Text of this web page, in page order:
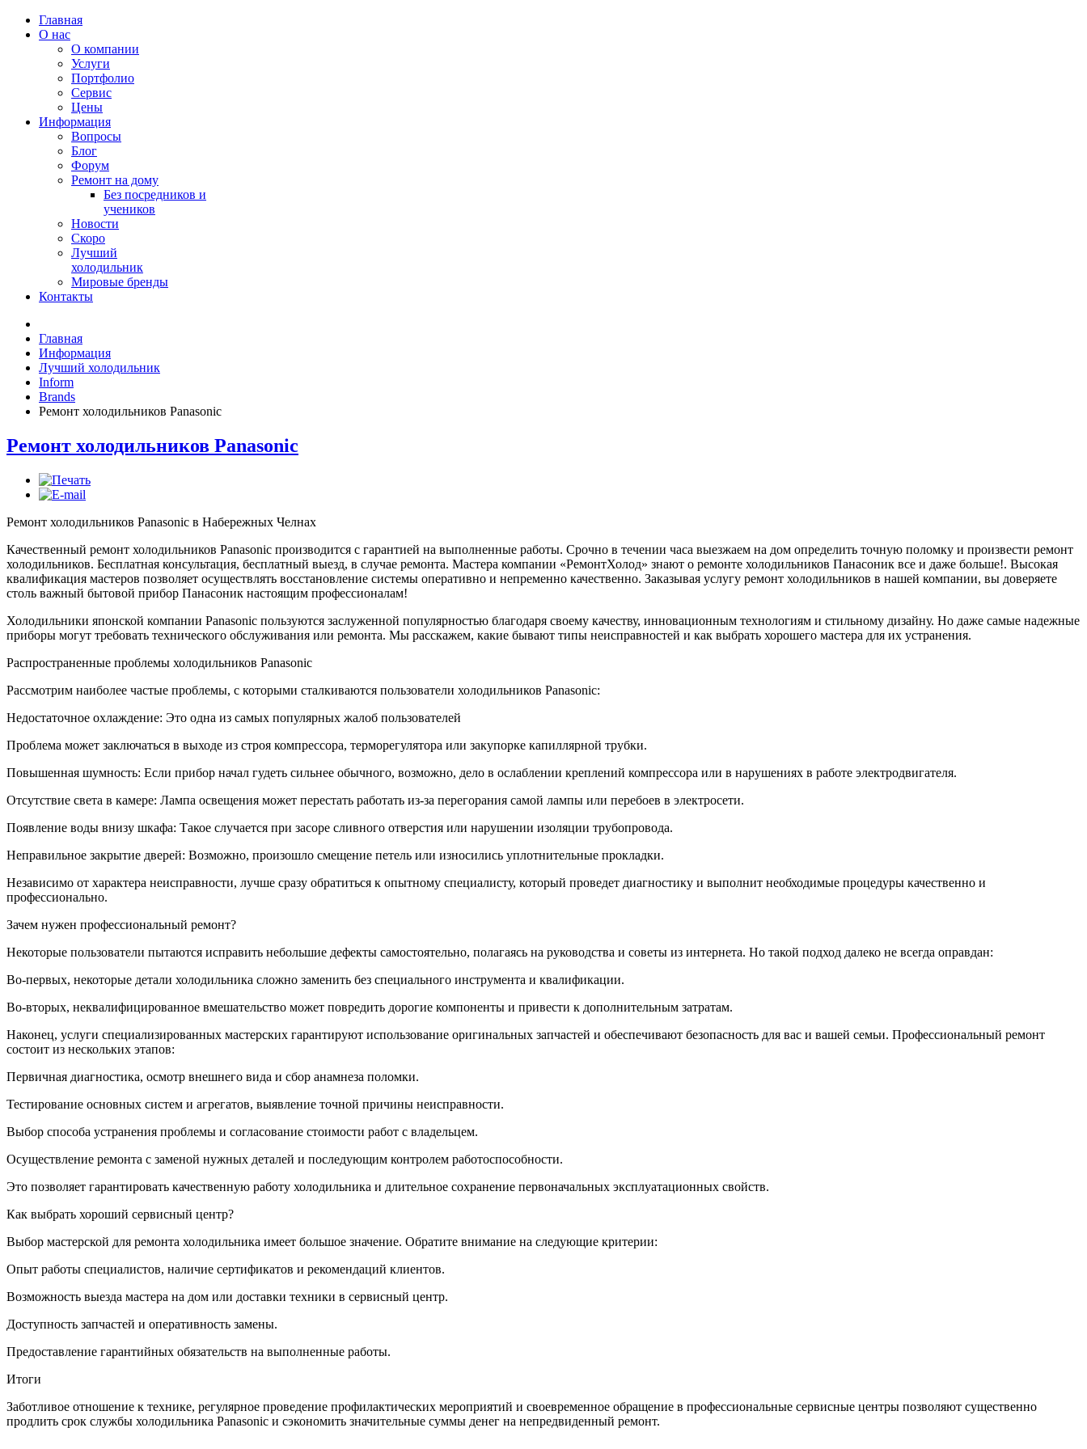
Главная
О нас
О компании
Услуги
Портфолио
Сервис
Цены
Информация
Вопросы
Блог
Форум
Ремонт на дому
Без посредников и
учеников
Новости
Скоро
Лучший
холодильник
Мировые бренды
Контакты
Главная
Информация
Лучший холодильник
Inform
Brands
Ремонт холодильников Panasonic
Ремонт холодильников Panasonic
Ремонт холодильников Panasonic в Набережных Челнах
Качественный ремонт холодильников Panasonic производится с гарантией на выполненные работы. Срочно в течении часа выезжаем на дом определить точную поломку и произвести ремонт
холодильников. Бесплатная консультация, бесплатный выезд, в случае ремонта. Мастера компании «РемонтХолод» знают о ремонте холодильников Панасоник все и даже больше!. Высокая
квалификация мастеров позволяет осуществлять восстановление системы оперативно и непременно качественно. Заказывая услугу ремонт холодильников в нашей компании, вы доверяете
столь важный бытовой прибор Панасоник настоящим профессионалам!
Холодильники японской компании Panasonic пользуются заслуженной популярностью благодаря своему качеству, инновационным технологиям и стильному дизайну. Но даже самые надежные
приборы могут требовать технического обслуживания или ремонта. Мы расскажем, какие бывают типы неисправностей и как выбрать хорошего мастера для их устранения.
Распространенные проблемы холодильников Panasonic
Рассмотрим наиболее частые проблемы, с которыми сталкиваются пользователи холодильников Panasonic:
Недостаточное охлаждение: Это одна из самых популярных жалоб пользователей
Проблема может заключаться в выходе из строя компрессора, терморегулятора или закупорке капиллярной трубки.
Повышенная шумность: Если прибор начал гудеть сильнее обычного, возможно, дело в ослаблении креплений компрессора или в нарушениях в работе электродвигателя.
Отсутствие света в камере: Лампа освещения может перестать работать из-за перегорания самой лампы или перебоев в электросети.
Появление воды внизу шкафа: Такое случается при засоре сливного отверстия или нарушении изоляции трубопровода.
Неправильное закрытие дверей: Возможно, произошло смещение петель или износились уплотнительные прокладки.
Независимо от характера неисправности, лучше сразу обратиться к опытному специалисту, который проведет диагностику и выполнит необходимые процедуры качественно и
профессионально.
Зачем нужен профессиональный ремонт?
Некоторые пользователи пытаются исправить небольшие дефекты самостоятельно, полагаясь на руководства и советы из интернета. Но такой подход далеко не всегда оправдан:
Во-первых, некоторые детали холодильника сложно заменить без специального инструмента и квалификации.
Во-вторых, неквалифицированное вмешательство может повредить дорогие компоненты и привести к дополнительным затратам.
Наконец, услуги специализированных мастерских гарантируют использование оригинальных запчастей и обеспечивают безопасность для вас и вашей семьи. Профессиональный ремонт
состоит из нескольких этапов:
Первичная диагностика, осмотр внешнего вида и сбор анамнеза поломки.
Тестирование основных систем и агрегатов, выявление точной причины неисправности.
Выбор способа устранения проблемы и согласование стоимости работ с владельцем.
Осуществление ремонта с заменой нужных деталей и последующим контролем работоспособности.
Это позволяет гарантировать качественную работу холодильника и длительное сохранение первоначальных эксплуатационных свойств.
Как выбрать хороший сервисный центр?
Выбор мастерской для ремонта холодильника имеет большое значение. Обратите внимание на следующие критерии:
Опыт работы специалистов, наличие сертификатов и рекомендаций клиентов.
Возможность выезда мастера на дом или доставки техники в сервисный центр.
Доступность запчастей и оперативность замены.
Предоставление гарантийных обязательств на выполненные работы.
Итоги
Заботливое отношение к технике, регулярное проведение профилактических мероприятий и своевременное обращение в профессиональные сервисные центры позволяют существенно
продлить срок службы холодильника Panasonic и сэкономить значительные суммы денег на непредвиденный ремонт.